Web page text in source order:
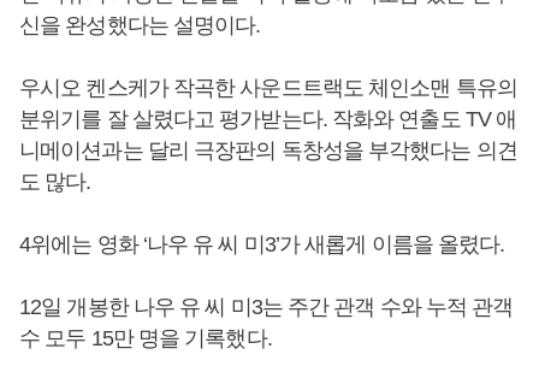
신을 완성했다는 설명이다.
우시오 켄스케가 작곡한 사운드트랙도 체인소맨 특유의
분위기를 잘 살렸다고 평가받는다. 작화와 연출도 TV 애
니메이션과는 달리 극장판의 독창성을 부각했다는 의견
도 많다.
4위에는 영화 ‘나우 유 씨 미3’가 새롭게 이름을 올렸다.
12일 개봉한 나우 유 씨 미3는 주간 관객 수와 누적 관객
수 모두 15만 명을 기록했다.